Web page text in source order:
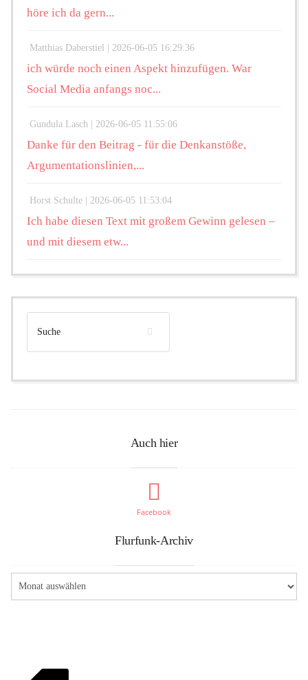
höre ich da gern...
Matthias Daberstiel | 2026-06-05 16:29:36
ich würde noch einen Aspekt hinzufügen. War
Social Media anfangs noc...
Gundula Lasch | 2026-06-05 11:55:06
Danke für den Beitrag - für die Denkanstöße,
Argumentationslinien,...
Horst Schulte | 2026-06-05 11:53:04
Ich habe diesen Text mit großem Gewinn gelesen –
und mit diesem etw...
Auch hier
Facebook
Flurfunk-Archiv